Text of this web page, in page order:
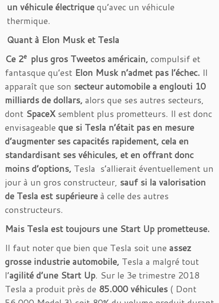
un véhicule électriquequ’avec un véhicule
thermique.
Quant à Elon Musk et Tesla
Ce 2e plus gros Tweetos américain, compulsif et
fantasque qu’est Elon Musk n’admet pas l’échec. Il
apparaît que son secteur automobile a englouti 10
milliards de dollars, alors que ses autres secteurs,
dont SpaceXsemblent plus prometteurs. Il est donc
envisageable que si Tesla n’était pas en mesure
d’augmenter ses capacités rapidement, cela en
standardisant ses véhicules, et en offrant donc
moins d’options, Tesla s’allierait éventuellement un
jour à un gros constructeur, sauf si la valorisation
de Tesla est supérieureà celle des autres
constructeurs.
Mais Tesla est toujours une Start Up prometteuse.
Il faut noter que bien que Tesla soit une assez
grosse industrie automobile, Tesla a malgré tout
l’agilité d’une Start Up. Sur le 3e trimestre 2018
Tesla a produit près de 85.000 véhicules ( Dont